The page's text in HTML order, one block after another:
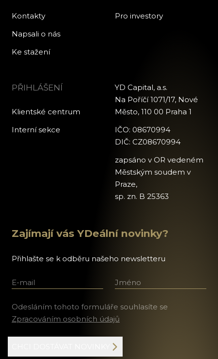
Kontakty
Napsali o nás
Ke stažení
Pro investory
PŘIHLÁŠENÍ
Klientské centrum
Interní sekce
YD Capital, a.s.
Na Poříčí 1071/17, Nové
Město, 110 00 Praha 1
IČO: 08670994
DIČ: CZ08670994
zapsáno v OR vedeném
Městským soudem v
Praze,
sp. zn. B 25363
Zajímají vás YDeální novinky?
Přihlašte se k odběru našeho newsletteru
E-mail Jméno a příjmení
Odesláním tohoto formuláře souhlasíte se
Zpracováním osobních údajů